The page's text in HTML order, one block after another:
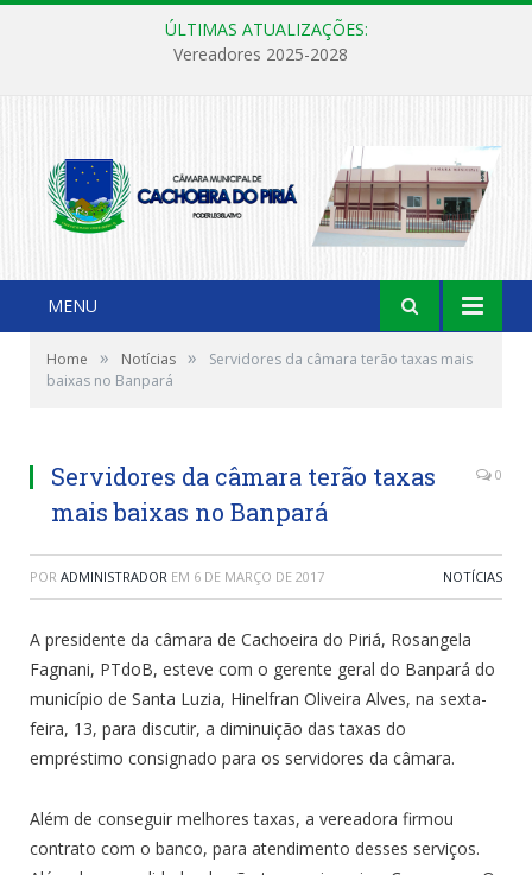
ÚLTIMAS ATUALIZAÇÕES:
Vereadores 2025-2028
MENU
Home » Notícias »
Servidores da câmara terão taxas mais
baixas no Banpará
Servidores da câmara terão taxas
mais baixas no Banpará
0
POR ADMINISTRADOR EM 6 DE MARÇO DE 2017 NOTÍCIAS
A presidente da câmara de Cachoeira do Piriá, Rosangela
Fagnani, PTdoB, esteve com o gerente geral do Banpará do
município de Santa Luzia, Hinelfran Oliveira Alves, na sexta-
feira, 13, para discutir, a diminuição das taxas do
empréstimo consignado para os servidores da câmara.
Além de conseguir melhores taxas, a vereadora firmou
contrato com o banco, para atendimento desses serviços.